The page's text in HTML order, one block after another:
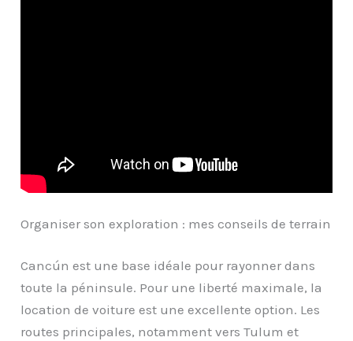
Organiser son exploration : mes conseils de terrain
Cancún est une base idéale pour rayonner dans
toute la péninsule. Pour une liberté maximale, la
location de voiture est une excellente option. Les
routes principales, notamment vers Tulum et